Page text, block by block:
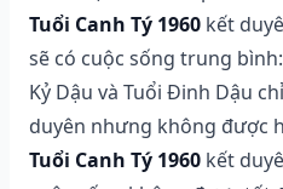
Tuổi Canh Tý 1960 kết
sẽ có cuộc sống trung
Kỷ Dậu và Tuổi Đinh Dậu
duyên nhưng không được
Tuổi Canh Tý 1960 kết